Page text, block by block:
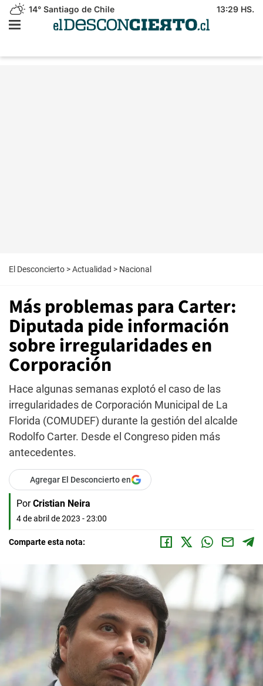
14° Santiago de Chile 13:29 HS.
El Desconcierto >Actualidad > Nacional
Más problemas para Carter:
Diputada pide información
sobre irregularidades en
Corporación
Hace algunas semanas explotó el caso de las
irregularidades de Corporación Municipal de La
Florida (COMUDEF) durante la gestión del alcalde
Rodolfo Carter. Desde el Congreso piden más
antecedentes.
Agregar El Desconcierto en
Por Cristian Neira
4 de abril de 2023 - 23:00
Comparte esta nota: